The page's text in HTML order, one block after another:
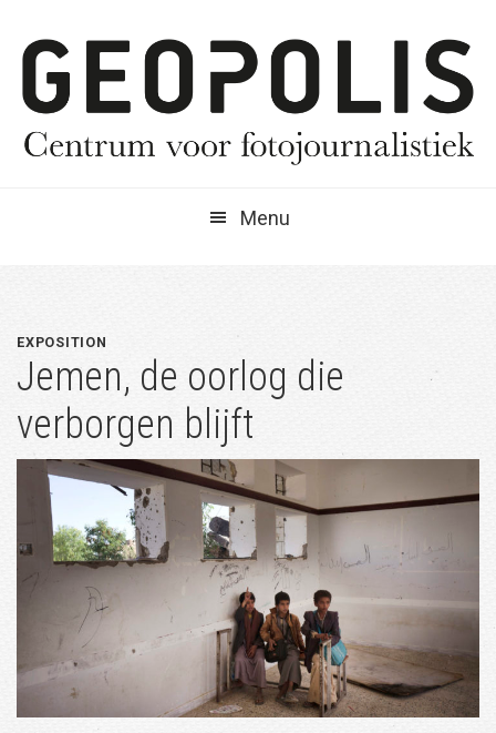
naar
hoofdnavigatie
naar
hoofd
inhoud
naar
eerste
sidebar
Menu
EXPOSITION
Jemen, de oorlog die
verborgen blijft